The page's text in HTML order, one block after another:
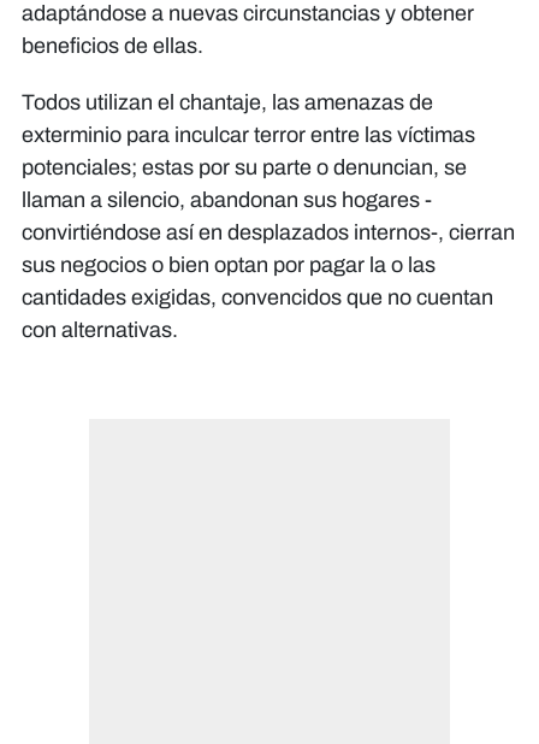
adaptándose a nuevas circunstancias y obtener
beneficios de ellas.
Todos utilizan el chantaje, las amenazas de
exterminio para inculcar terror entre las víctimas
potenciales; estas por su parte o denuncian, se
llaman a silencio, abandonan sus hogares -
convirtiéndose así en desplazados internos-, cierran
sus negocios o bien optan por pagar la o las
cantidades exigidas, convencidos que no cuentan
con alternativas.